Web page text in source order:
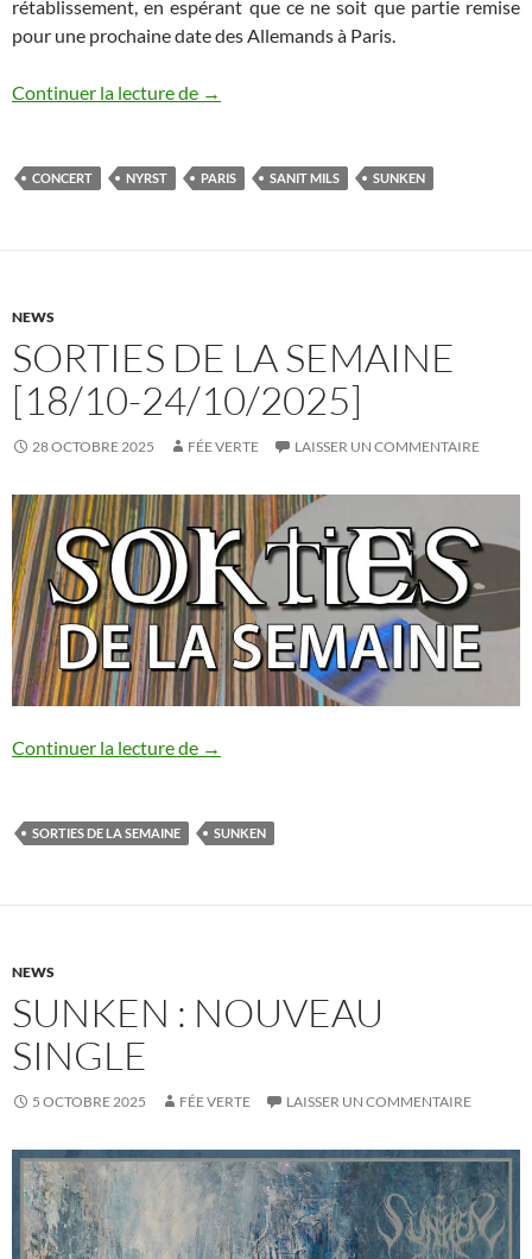
rétablissement, en espérant que ce ne soit que partie remise
pour une prochaine date des Allemands à Paris.
Continuer la lecture de Sunken / Nyrst // Paris
→
CONCERT NYRST PARIS SANIT MILS SUNKEN
NEWS
SORTIES DE LA SEMAINE
[18/10-24/10/2025]
28 OCTOBRE 2025 FÉE VERTE LAISSER UN COMMENTAIRE
Continuer la lecture de Sorties de la semaine [18/10-24/10/
→
SORTIES DE LA SEMAINE SUNKEN
NEWS
SUNKEN : NOUVEAU
SINGLE
5 OCTOBRE 2025 FÉE VERTE LAISSER UN COMMENTAIRE